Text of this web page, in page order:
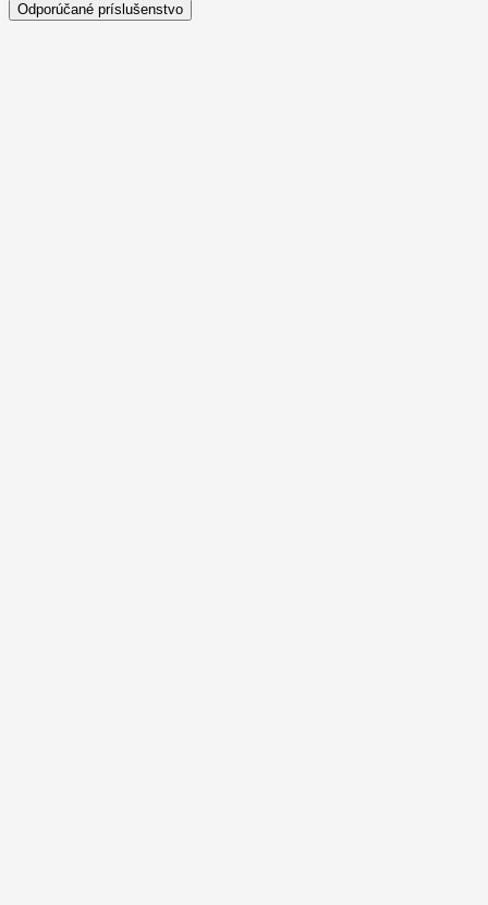
Odporúčané príslušenstvo